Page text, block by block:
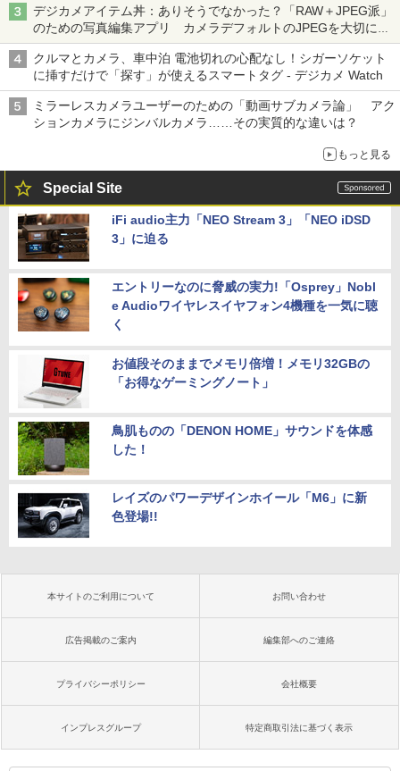
デジカメアイテム丼：ありそうでなかった？「RAW＋JPEG派」
のための写真編集アプリ カメラデフォルトのJPEGを大切にす
る「Filmator」
クルマとカメラ、車中泊 電池切れの心配なし！シガーソケット
に挿すだけで「探す」が使えるスマートタグ - デジカメ Watch
ミラーレスカメラユーザーのための「動画サブカメラ論」 アク
ションカメラにジンバルカメラ……その実質的な違いは？
もっと見る
Special Site
iFi audio主力「NEO Stream 3」「NEO iDSD
3」に迫る
エントリーなのに脅威の実力!「Osprey」Nobl
e Audioワイヤレスイヤフォン4機種を一気に聴
く
お値段そのままでメモリ倍増！メモリ32GBの
「お得なゲーミングノート」
鳥肌ものの「DENON HOME」サウンドを体感
した！
レイズのパワーデザインホイール「M6」に新
色登場!!
本サイトのご利用について お問い合わせ
広告掲載のご案内 編集部へのご連絡
プライバシーポリシー 会社概要
インプレスグループ 特定商取引法に基づく表示